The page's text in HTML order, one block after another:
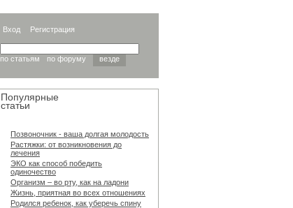
Вход Регистрация
по статьям по форуму везде
Популярные
статьи
Позвоночник - ваша долгая молодость
Растяжки: от возникновения до
лечения
ЭКО как способ победить
одиночество
Организм – во рту, как на ладони
Жизнь, приятная во всех отношениях
Родился ребенок, как уберечь спину